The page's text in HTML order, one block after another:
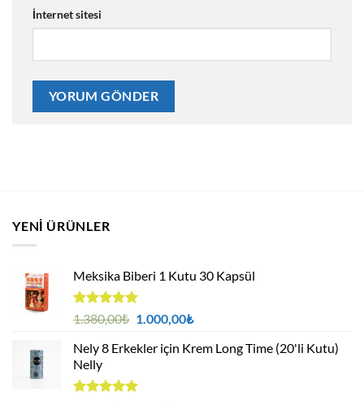
İnternet sitesi
YENI ÜRÜNLER
Meksika Biberi 1 Kutu 30 Kapsül
5 üzerinden
oy
aldı
1.380,00₺ Orijinal
1.380,00₺.
1.000,00₺Şu
fiyat:
Nely 8 Erkekler için Krem Long Time (20'li Kutu)
Nelly